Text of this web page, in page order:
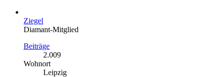
Ziegel
Diamant-Mitglied
Beiträge
2.009
Wohnort
Leipzig